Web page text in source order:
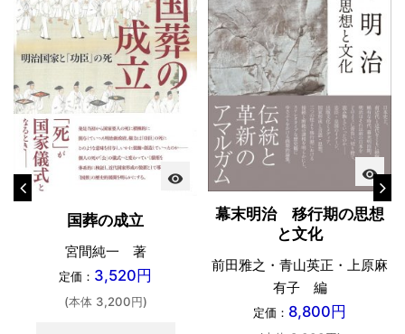
visibility
国葬の成立
宮間純一 著
定価： 3,520円
(本体 3,200円)
visibility
幕末明治 移行期の思想
と文化
前田雅之・青山英正・上原麻
有子 編
定価： 8,800円